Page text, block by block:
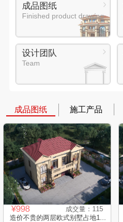
成品图纸
Finished product drawing
设计团队
Team
成品图纸 施工产品
¥998
成交量：115
造价不贵的两层欧式别墅占地1...